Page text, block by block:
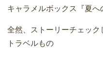
キャラメルボックス『夏
全然、ストーリーチェッ
トラベルもの